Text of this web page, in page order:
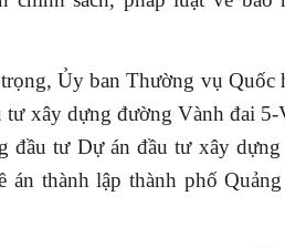
Ủy ban Thường vụ Quốc
tư xây dựng đường Vành đai
đầu tư Dự án đầu tư xây dựng
thành lập thành phố